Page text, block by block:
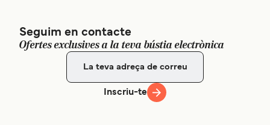
Seguim en contacte
Ofertes exclusives a la teva bústia electrònica
Inscriu-te